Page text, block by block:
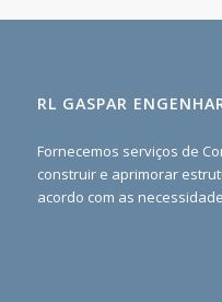
RL GASPAR
Fornecemos serviços de
construir e aprimorar
acordo com as